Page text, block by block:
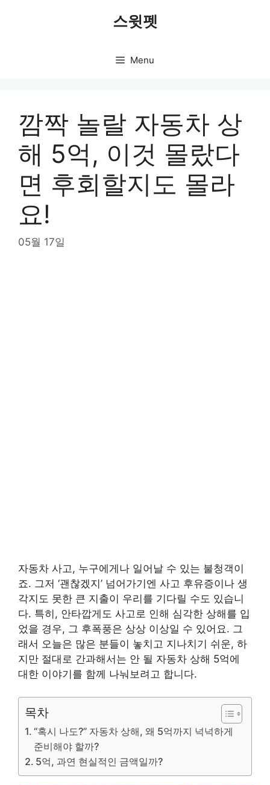
스윗펫
Menu
깜짝 놀랄 자동차 상
해 5억, 이것 몰랐다
면 후회할지도 몰라
요!
05월 17일
자동차 사고, 누구에게나 일어날 수 있는 불청객이
죠. 그저 ‘괜찮겠지’ 넘어가기엔 사고 후유증이나 생
각지도 못한 큰 지출이 우리를 기다릴 수도 있습니
다. 특히, 안타깝게도 사고로 인해 심각한 상해를 입
었을 경우, 그 후폭풍은 상상 이상일 수 있어요. 그
래서 오늘은 많은 분들이 놓치고 지나치기 쉬운, 하
지만 절대로 간과해서는 안 될 자동차 상해 5억에
대한 이야기를 함께 나눠보려고 합니다.
목차
“혹시 나도?” 자동차 상해, 왜 5억까지 넉넉하게
준비해야 할까?
5억, 과연 현실적인 금액일까?